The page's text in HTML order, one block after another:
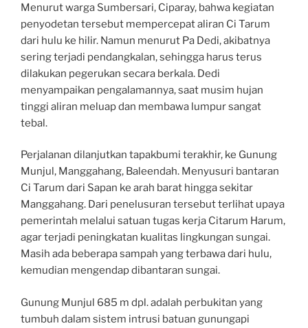
Menurut warga Sumbersari, Ciparay, bahwa kegiatan
penyodetan tersebut mempercepat aliran Ci Tarum
dari hulu ke hilir. Namun menurut Pa Dedi, akibatnya
sering terjadi pendangkalan, sehingga harus terus
dilakukan pegerukan secara berkala. Dedi
menyampaikan pengalamannya, saat musim hujan
tinggi aliran meluap dan membawa lumpur sangat
tebal.
Perjalanan dilanjutkan tapakbumi terakhir, ke Gunung
Munjul, Manggahang, Baleendah. Menyusuri bantaran
Ci Tarum dari Sapan ke arah barat hingga sekitar
Manggahang. Dari penelusuran tersebut terlihat upaya
pemerintah melalui satuan tugas kerja Citarum Harum,
agar terjadi peningkatan kualitas lingkungan sungai.
Masih ada beberapa sampah yang terbawa dari hulu,
kemudian mengendap dibantaran sungai.
Gunung Munjul 685 m dpl. adalah perbukitan yang
tumbuh dalam sistem intrusi batuan gunungapi